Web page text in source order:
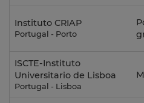
Instituto CRIAP
Portugal - Porto
ISCTE-Instituto
Universitario de Lisboa
Portugal - Lisboa